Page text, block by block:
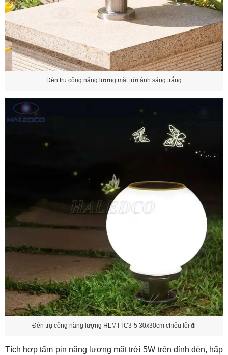
Đèn trụ cổng năng lượng mặt trời ánh sáng trắng
Đèn trụ cổng năng lượng HLMTTC3-5 30x30cm chiếu lối đi
Tích hợp tấm pin năng lượng mặt trời 5W trên đỉnh đèn, hấp